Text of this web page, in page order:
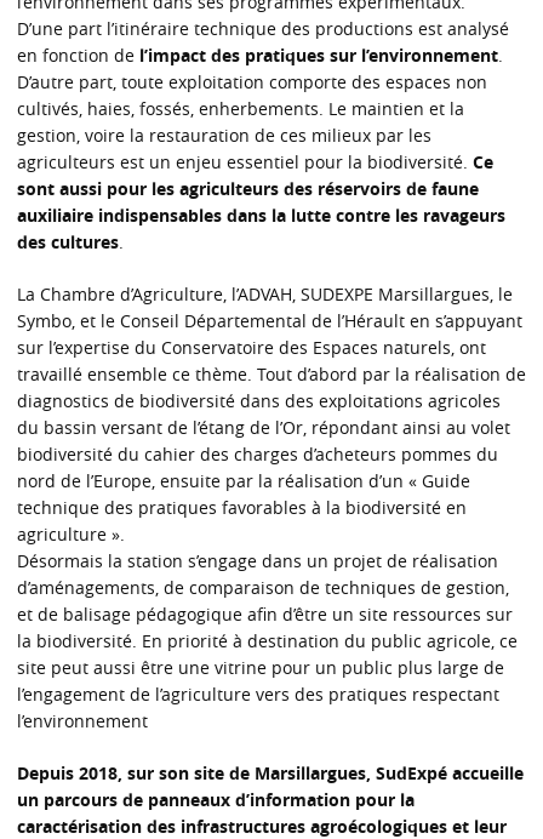
D’une part l’itinéraire technique des productions est analysé
en fonction de l’impact des pratiques sur l’environnement
D’autre part, toute exploitation comporte des espaces non
cultivés, haies, fossés, enherbements. Le maintien et la
gestion, voire la restauration de ces milieux par les
agriculteurs est un enjeu essentiel pour la biodiversité. Ce
sont aussi pour les agriculteurs des réservoirs de faune
auxiliaire indispensables dans la lutte contre les ravageurs
des cultures
La Chambre d’Agriculture, l’ADVAH, SUDEXPE Marsillargues, le
Symbo, et le Conseil Départemental de l’Hérault en s’appuyant
sur l’expertise du Conservatoire des Espaces naturels, ont
travaillé ensemble ce thème. Tout d’abord par la réalisation de
diagnostics de biodiversité dans des exploitations agricoles
du bassin versant de l’étang de l’Or, répondant ainsi au volet
biodiversité du cahier des charges d’acheteurs pommes du
nord de l’Europe, ensuite par la réalisation d’un « Guide
technique des pratiques favorables à la biodiversité en
agriculture ».
Désormais la station s’engage dans un projet de réalisation
d’aménagements, de comparaison de techniques de gestion,
et de balisage pédagogique afin d’être un site ressources sur
la biodiversité. En priorité à destination du public agricole, ce
site peut aussi être une vitrine pour un public plus large de
l’engagement de l’agriculture vers des pratiques respectant
l’environnement
Depuis 2018, sur son site de Marsillargues, SudExpé accueille
un parcours de panneaux d’information pour la
caractérisation des infrastructures agroécologiques et leur